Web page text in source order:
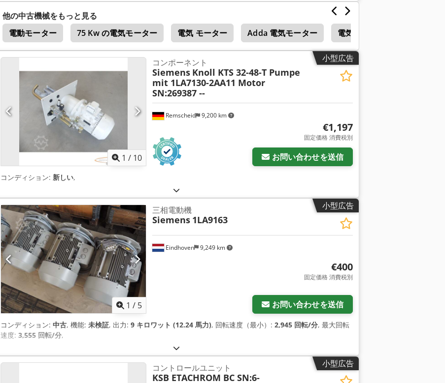
他の中古機械をもっと見る
電動モーター
75 Kw の電気モーター 電気 モーター Adda 電気モーター 電気モーター
小型広告
1 / 10
Remscheid 9,200 km
コンポーネント
Siemens Knoll KTS 32-48-T Pumpe
mit 1LA7130-2AA11 Motor
SN:269387 --
€1,197
固定価格 消費税別
お問い合わせを送信
コンディション: 新しい,
小型広告
1 / 5
Eindhoven 9,249 km
三相電動機
Siemens 1LA9163
€400
固定価格 消費税別
お問い合わせを送信
コンディション: 中古, 機能: 未検証, 出力: 9 キロワット (12.24 馬力), 回転速度（最小）: 2,945 回転/分, 最大回転
速度: 3,555 回転/分,
小型広告
コントロールユニット
KSB ETACHROM BC SN:6-